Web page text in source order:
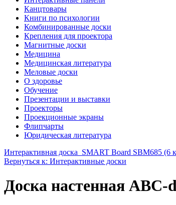
Канцтовары
Книги по психологии
Комбинированные доски
Крепления для проектора
Магнитные доски
Медицина
Медицинская литература
Меловые доски
О здоровье
Обучение
Презентации и выставки
Проекторы
Проекционные экраны
Флипчарты
Юридическая литература
Интерактивная доска_SMART Board SBM685 (6
Вернуться к: Интерактивные доски
Доска настенная ABC-